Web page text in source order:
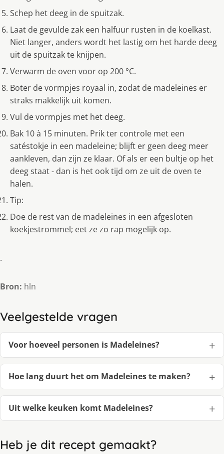
Schep het deeg in de spuitzak.
Laat de gevulde zak een halfuur rusten in de koelkast.
Niet langer, anders wordt het lastig om het harde deeg
uit de spuitzak te knijpen.
Verwarm de oven voor op 200 °C.
Boter de vormpjes royaal in, zodat de madeleines er
straks makkelijk uit komen.
Vul de vormpjes met het deeg.
Bak 10 à 15 minuten. Prik ter controle met een
satéstokje in een madeleine; blijft er geen deeg meer
aankleven, dan zijn ze klaar. Of als er een bultje op het
deeg staat - dan is het ook tijd om ze uit de oven te
halen.
Tip:
Doe de rest van de madeleines in een afgesloten
koekjestrommel; eet ze zo rap mogelijk op.
.
Bron: hln
Veelgestelde vragen
Voor hoeveel personen is Madeleines?
Hoe lang duurt het om Madeleines te maken?
Uit welke keuken komt Madeleines?
Heb je dit recept gemaakt?